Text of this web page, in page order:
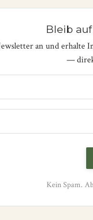
Bleib
an und erhalte
—
Kein Spam.